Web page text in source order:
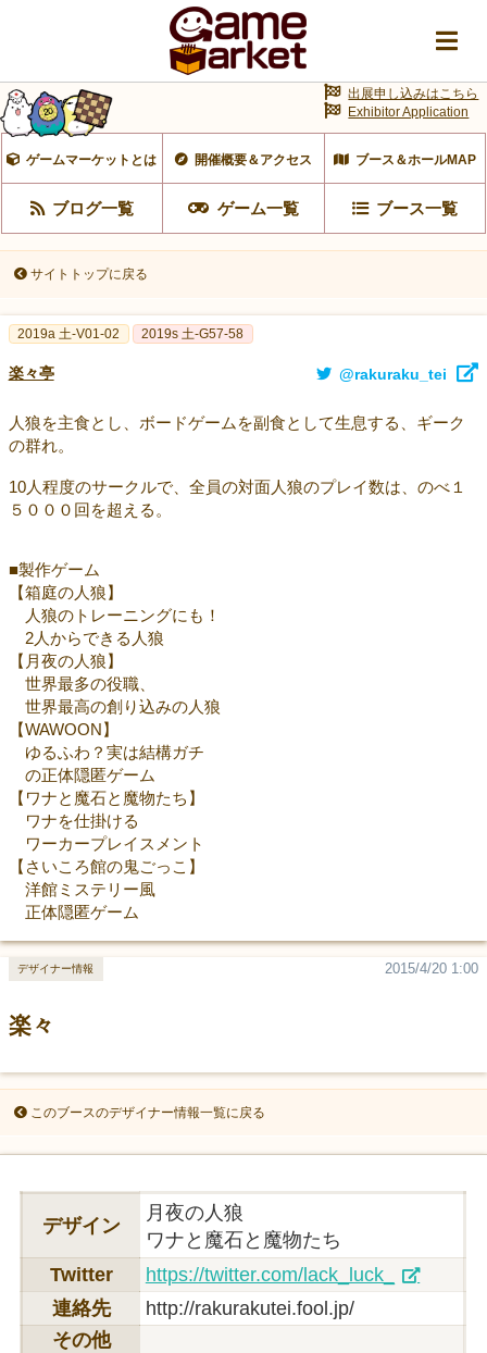
ゲームマーケットとは 開催概要＆アクセス ブース＆ホールMAP
ブログ一覧 ゲーム一覧 ブース一覧
出展申し込みはこちら
Exhibitor Application
サイトトップに戻る
2019a 土-V01-02 2019s 土-G57-58
楽々亭 @rakuraku_tei
人狼を主食とし、ボードゲームを副食として生息する、ギーク
の群れ。
10人程度のサークルで、全員の対面人狼のプレイ数は、のべ１
５０００回を超える。
■製作ゲーム
【箱庭の人狼】
人狼のトレーニングにも！
2人からできる人狼
【月夜の人狼】
世界最多の役職、
世界最高の創り込みの人狼
【WAWOON】
ゆるふわ？実は結構ガチ
の正体隠匿ゲーム
【ワナと魔石と魔物たち】
ワナを仕掛ける
ワーカープレイスメント
【さいころ館の鬼ごっこ】
洋館ミステリー風
正体隠匿ゲーム
楽々
2015/4/20 1:00
デザイナー情報
このブースのデザイナー情報一覧に戻る
デザイン
月夜の人狼
ワナと魔石と魔物たち
Twitter
https://twitter.com/lack_luck_
連絡先
http://rakurakutei.fool.jp/
その他